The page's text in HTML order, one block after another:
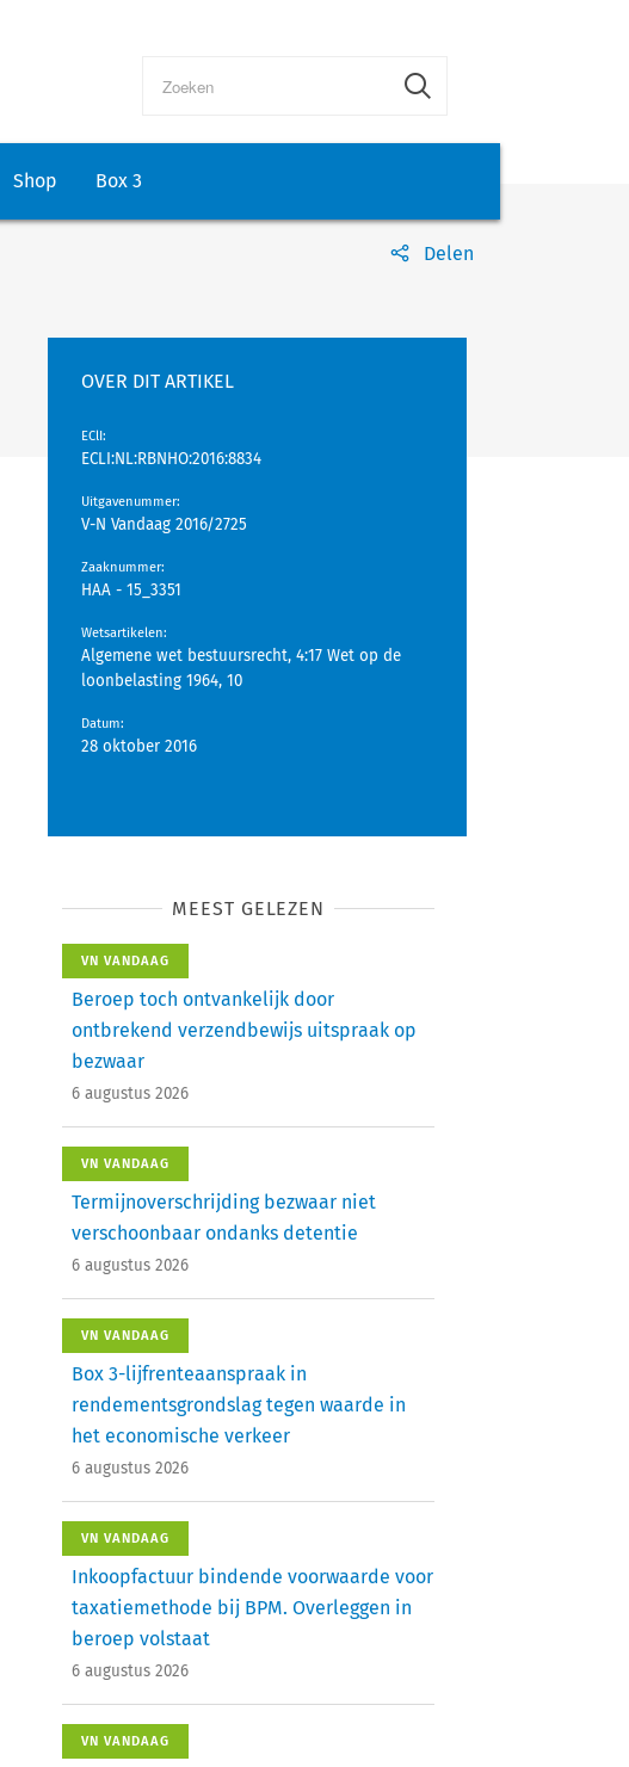
Shop Box 3
Delen
OVER DIT ARTIKEL
EClI:
ECLI:NL:RBNHO:2016:8834
Uitgavenummer:
V-N Vandaag 2016/2725
Zaaknummer:
HAA - 15_3351
Wetsartikelen:
Algemene wet bestuursrecht, 4:17 Wet op de
loonbelasting 1964, 10
Datum:
28 oktober 2016
MEEST GELEZEN
VN VANDAAG
Beroep toch ontvankelijk door
ontbrekend verzendbewijs uitspraak op
bezwaar
6 augustus 2026
VN VANDAAG
Termijnoverschrijding bezwaar niet
verschoonbaar ondanks detentie
6 augustus 2026
VN VANDAAG
Box 3-lijfrenteaanspraak in
rendementsgrondslag tegen waarde in
het economische verkeer
6 augustus 2026
VN VANDAAG
Inkoopfactuur bindende voorwaarde voor
taxatiemethode bij BPM. Overleggen in
beroep volstaat
6 augustus 2026
VN VANDAAG